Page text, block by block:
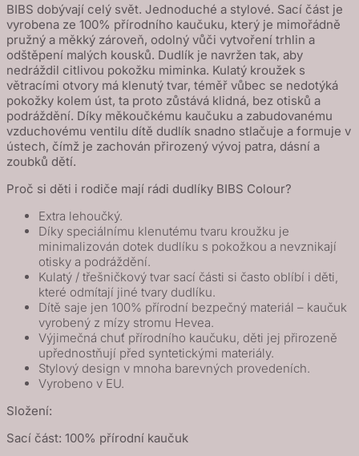
-
veľkosť
2
-
Ivory
/
Baby
Blue
BIBS dobývají celý svět. Jednoduché a stylové. Sací část je
vyrobena ze 100% přírodního kaučuku, který je mimořádně
pružný a měkký zároveň, odolný vůči vytvoření trhlin a
odštěpení malých kousků. Dudlík je navržen tak, aby
nedráždil citlivou pokožku miminka. Kulatý kroužek s
větracími otvory má klenutý tvar, téměř vůbec se nedotýká
pokožky kolem úst, ta proto zůstává klidná, bez otisků a
podráždění. Díky měkoučkému kaučuku a zabudovanému
vzduchovému ventilu dítě dudlík snadno stlačuje a formuje v
ústech, čímž je zachován přirozený vývoj patra, dásní a
zoubků dětí.
Proč si děti i rodiče mají rádi dudlíky BIBS Colour?
Extra lehoučký.
Díky speciálnímu klenutému tvaru kroužku je
minimalizován dotek dudlíku s pokožkou a nevznikají
otisky a podráždění.
Kulatý / třešničkový tvar sací části si často oblíbí i děti,
které odmítají jiné tvary dudlíku.
Dítě saje jen 100% přírodní bezpečný materiál – kaučuk
vyrobený z mízy stromu Hevea.
Výjimečná chuť přírodního kaučuku, děti jej přirozeně
upřednostňují před syntetickými materiály.
Stylový design v mnoha barevných provedeních.
Vyrobeno v EU.
Složení:
Sací část: 100% přírodní kaučuk